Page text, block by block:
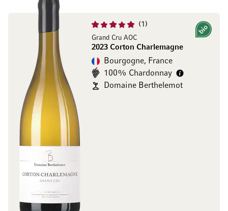
1
Grand Cru AOC
2023 Corton Charlemagne
Bio
Bourgogne, France
100% Chardonnay
Domaine Berthelemot